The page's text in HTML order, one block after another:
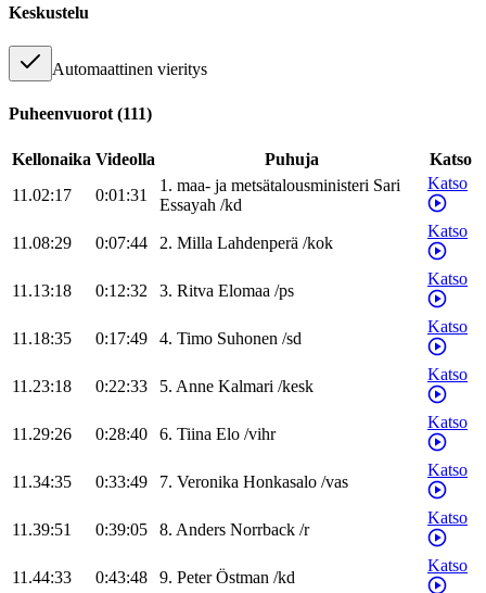
Keskustelu
Automaattinen vieritys
Puheenvuorot (111)
Kellonaika Videolla Puhuja
Katso
11.02:17
0:01:31
1. maa- ja metsätalousministeri Sari
Essayah /kd
Katso
11.08:29 0:07:44 2. Milla Lahdenperä /kok
Katso
11.13:18 0:12:32 3. Ritva Elomaa /ps
Katso
11.18:35 0:17:49 4. Timo Suhonen /sd
Katso
11.23:18 0:22:33 5. Anne Kalmari /kesk
Katso
11.29:26 0:28:40 6. Tiina Elo /vihr
Katso
11.34:35 0:33:49 7. Veronika Honkasalo /vas
Katso
11.39:51 0:39:05 8. Anders Norrback /r
Katso
11.44:33 0:43:48 9. Peter Östman /kd
Katso